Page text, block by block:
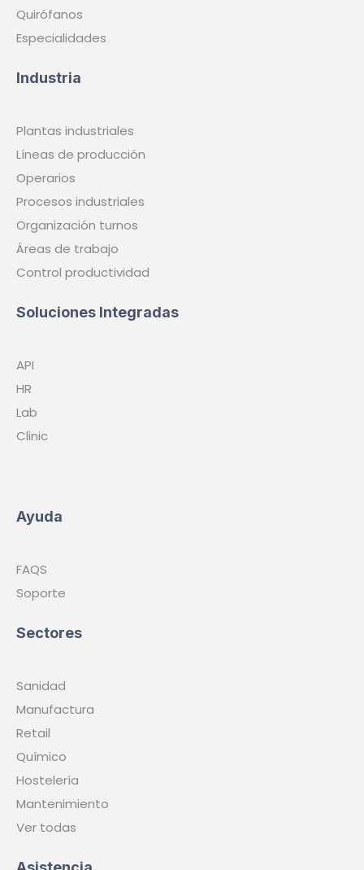
Quirófanos
Especialidades
Industria
Plantas industriales
Líneas de producción
Operarios
Procesos industriales
Organización turnos
Áreas de trabajo
Control productividad
Soluciones Integradas
API
HR
Lab
Clinic
Ayuda
FAQS
Soporte
Sectores
Sanidad
Manufactura
Retail
Químico
Hostelería
Mantenimiento
Ver todas